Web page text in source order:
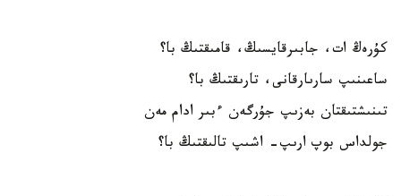
كۇرەڭ ات، جابىرقايسىڭ، قامىقتىڭ با؟
ساعىنىپ سارىارقانى، تارىقتىڭ با؟
تىنىشتىقتان بەزىپ جۇرگەن ءبىر ادام مەن
جولداس بوپ ارىپ- اشىپ تالىقتىڭ با؟